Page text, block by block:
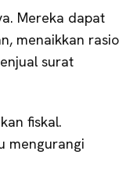
Mereka dapat
menaikkan rasio
surat
fiskal.
mengurangi